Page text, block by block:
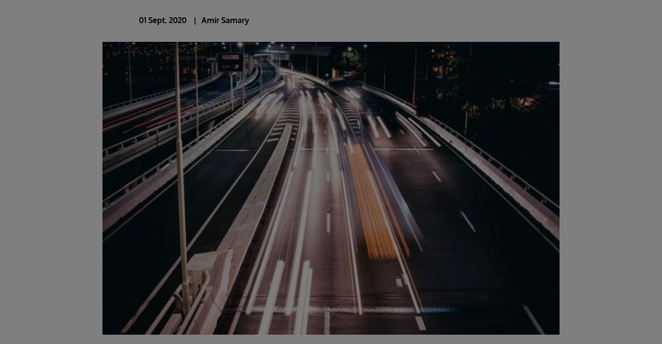
01 Sept. 2020 Amir Samary